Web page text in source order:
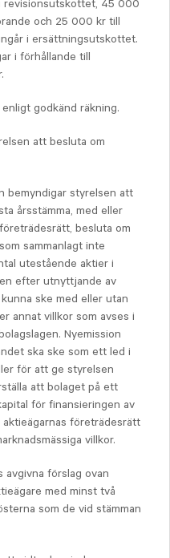
revisionsutskottet, 45 000
och 25 000 kr till
i ersättningsutskottet.
i förhållande till
godkänd räkning.
att besluta om
bemyndigar styrelsen att
årsstämma, med eller
besluta om
sammanlagt inte
utestående aktier i
efter utnyttjande av
ske med eller utan
annat villkor som avses i
Nyemission
ska ske som ett led i
för att ge styrelsen
att bolaget på ett
för finansieringen av
företrädesrätt
villkor.
förslag ovan
med minst två
som de vid stämman